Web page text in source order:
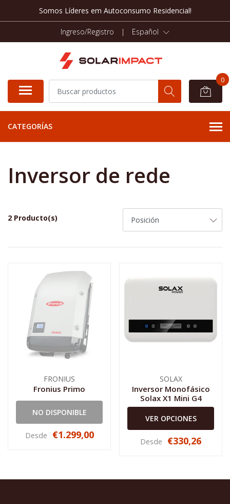
Somos Líderes em Autoconsumo Residencial!
Ingreso/Registro | Español
0
CATEGORÍAS
Inversor de rede
2 Producto(s)
FRONIUS
Fronius Primo
NO DISPONIBLE
Desde €1.299,00
SOLAX
Inversor Monofásico
Solax X1 Mini G4
VER OPCIONES
Desde €330,26